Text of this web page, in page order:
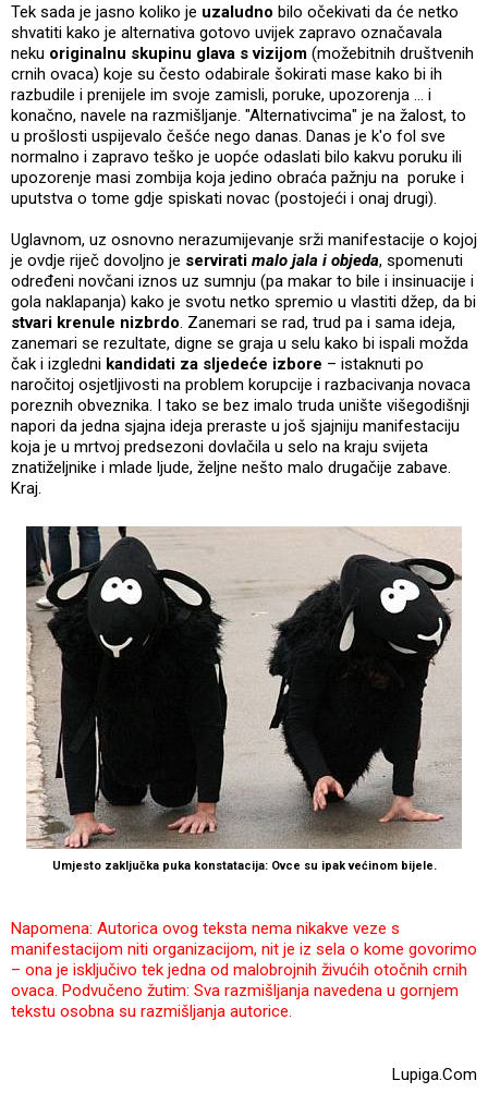
Tek sada je jasno koliko je uzaludno bilo očekivati da će netko
shvatiti kako je alternativa gotovo uvijek zapravo označavala
neku originalnu skupinu glava s vizijom (možebitnih društvenih
crnih ovaca) koje su često odabirale šokirati mase kako bi ih
razbudile i prenijele im svoje zamisli, poruke, upozorenja … i
konačno, navele na razmišljanje. "Alternativcima" je na žalost, to
u prošlosti uspijevalo češće nego danas. Danas je k'o fol sve
normalno i zapravo teško je uopće odaslati bilo kakvu poruku ili
upozorenje masi zombija koja jedino obraća pažnju na poruke i
uputstva o tome gdje spiskati novac (postojeći i onaj drugi).
Uglavnom, uz osnovno nerazumijevanje srži manifestacije o kojoj
je ovdje riječ dovoljno je servirati malo jala i objeda, spomenuti
određeni novčani iznos uz sumnju (pa makar to bile i insinuacije i
gola naklapanja) kako je svotu netko spremio u vlastiti džep, da bi
stvari krenule nizbrdo. Zanemari se rad, trud pa i sama ideja,
zanemari se rezultate, digne se graja u selu kako bi ispali možda
čak i izgledni kandidati za sljedeće izbore – istaknuti po
naročitoj osjetljivosti na problem korupcije i razbacivanja novaca
poreznih obveznika. I tako se bez imalo truda unište višegodišnji
napori da jedna sjajna ideja preraste u još sjajniju manifestaciju
koja je u mrtvoj predsezoni dovlačila u selo na kraju svijeta
znatiželjnike i mlade ljude, željne nešto malo drugačije zabave.
Kraj.
Umjesto zaključka puka konstatacija: Ovce su ipak većinom bijele.
Napomena: Autorica ovog teksta nema nikakve veze s
manifestacijom niti organizacijom, nit je iz sela o kome govorimo
– ona je isključivo tek jedna od malobrojnih živućih otočnih crnih
ovaca. Podvučeno žutim: Sva razmišljanja navedena u gornjem
tekstu osobna su razmišljanja autorice.
Lupiga.Com